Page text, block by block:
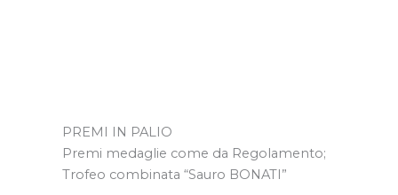
PREMI IN PALIO
Premi medaglie come da Regolamento;
Trofeo combinata “Sauro BONATI”